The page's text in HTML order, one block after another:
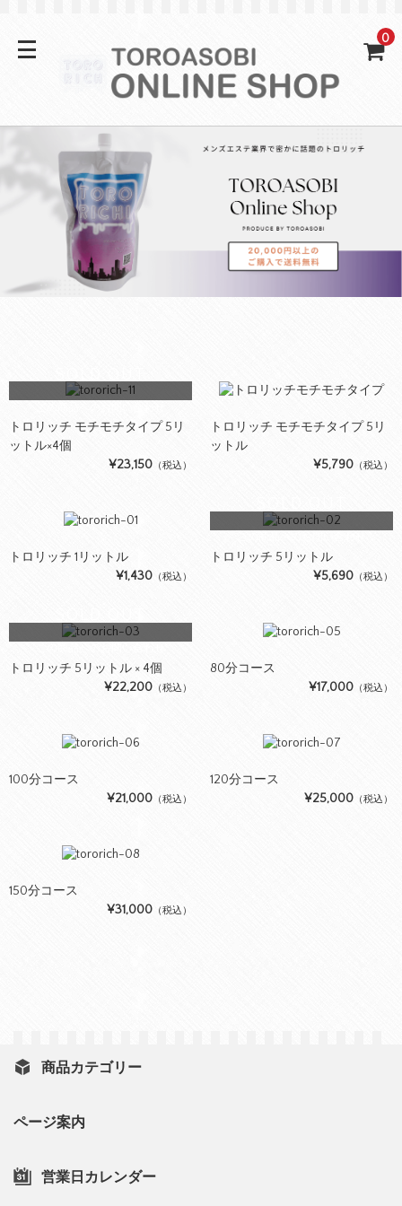
0
トロリッチ モチモチタイプ 5リ
ットル×4個
¥23,150 （税込）
トロリッチ モチモチタイプ 5リ
ットル
¥5,790 （税込）
トロリッチ 1リットル
¥1,430 （税込）
トロリッチ 5リットル
¥5,690 （税込）
トロリッチ 5リットル × 4個
¥22,200 （税込）
80分コース
¥17,000 （税込）
100分コース
¥21,000 （税込）
120分コース
¥25,000 （税込）
150分コース
¥31,000 （税込）
商品カテゴリー
ページ案内
営業日カレンダー